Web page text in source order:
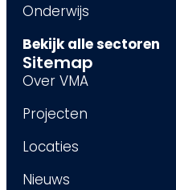
Onderwijs
Bekijk alle sectoren
Sitemap
Over VMA
Projecten
Locaties
Nieuws